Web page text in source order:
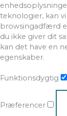
teknologier, kan
browsingadfærd
du ikke giver dit
kan det have en
egenskaber.
Funktionsdygtig
Præferencer